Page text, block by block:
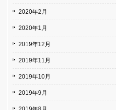
2020年2月
2020年1月
2019年12月
2019年11月
2019年10月
2019年9月